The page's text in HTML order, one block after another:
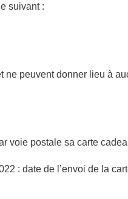
suivant :
peuvent donner lieu à
voie postale sa carte
: date de l’envoi de la